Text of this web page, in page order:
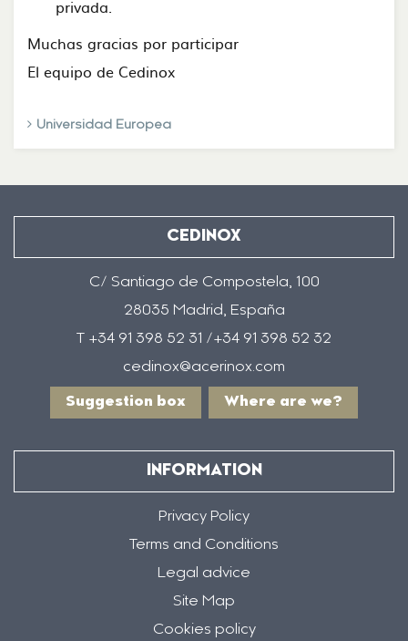
privada.
Muchas gracias por participar
El equipo de Cedinox
Universidad Europea
CEDINOX
C/ Santiago de Compostela, 100
28035 Madrid, España
T +34 91 398 52 31 /+34 91 398 52 32
cedinox@acerinox.com
Suggestion box Where are we?
INFORMATION
Privacy Policy
Terms and Conditions
Legal advice
Site Map
Cookies policy